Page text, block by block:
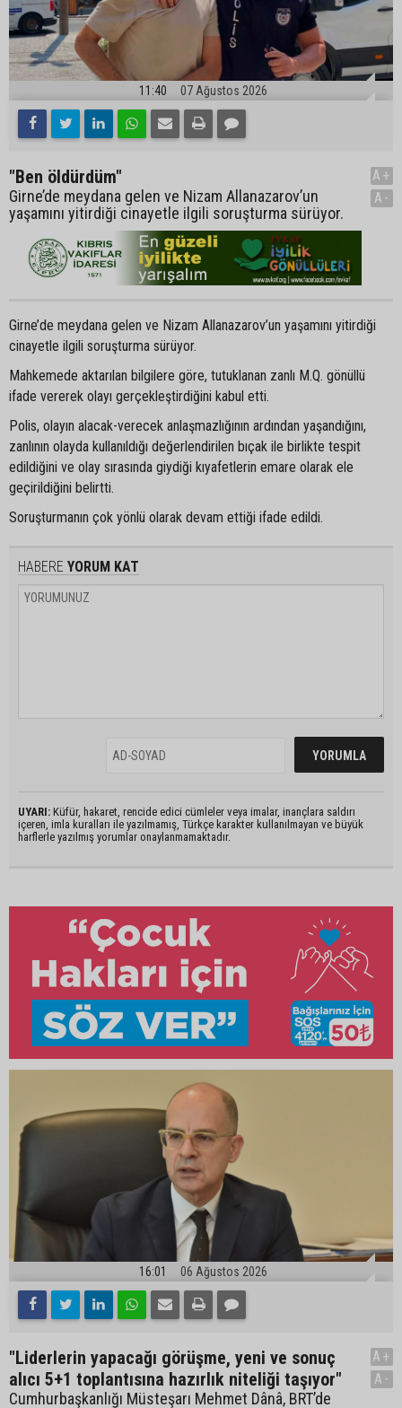
11:40 07 Ağustos 2026
"Ben öldürdüm"
Girne’de meydana gelen ve Nizam Allanazarov’un
yaşamını yitirdiği cinayetle ilgili soruşturma sürüyor.
A+
A-
Girne’de meydana gelen ve Nizam Allanazarov’un yaşamını yitirdiği
cinayetle ilgili soruşturma sürüyor.
Mahkemede aktarılan bilgilere göre, tutuklanan zanlı M.Q. gönüllü
ifade vererek olayı gerçekleştirdiğini kabul etti.
Polis, olayın alacak-verecek anlaşmazlığının ardından yaşandığını,
zanlının olayda kullanıldığı değerlendirilen bıçak ile birlikte tespit
edildiğini ve olay sırasında giydiği kıyafetlerin emare olarak ele
geçirildiğini belirtti.
Soruşturmanın çok yönlü olarak devam ettiği ifade edildi.
HABERE YORUM KAT
UYARI: Küfür, hakaret, rencide edici cümleler veya imalar, inançlara saldırı
içeren, imla kuralları ile yazılmamış, Türkçe karakter kullanılmayan ve büyük
harflerle yazılmış yorumlar onaylanmamaktadır.
16:01 06 Ağustos 2026
"Liderlerin yapacağı görüşme, yeni ve sonuç
alıcı 5+1 toplantısına hazırlık niteliği taşıyor"
Cumhurbaşkanlığı Müsteşarı Mehmet Dânâ, BRT’de
A+
A-